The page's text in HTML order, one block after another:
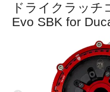
ドライクラッチ
Evo SBK for